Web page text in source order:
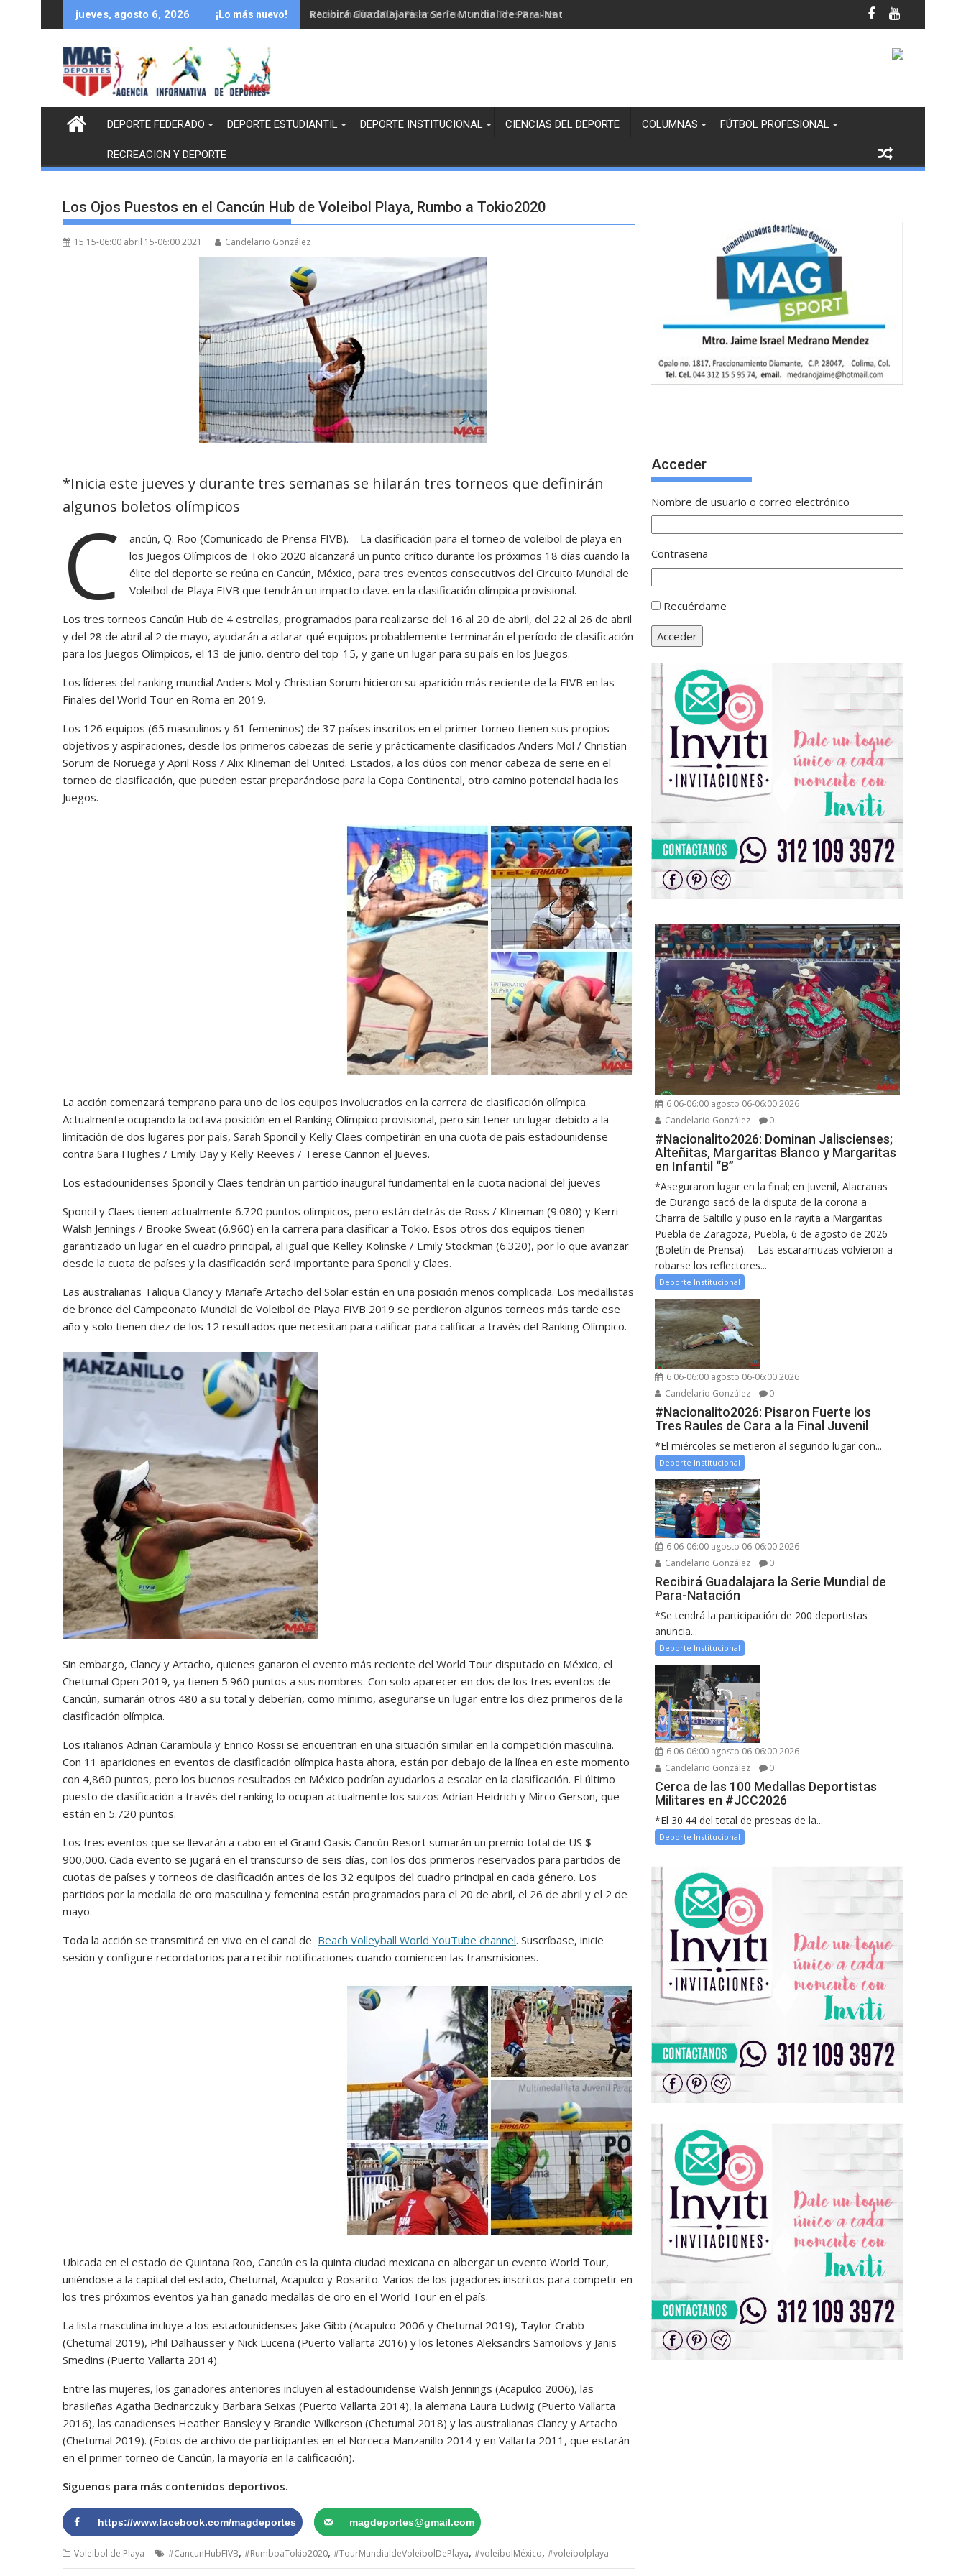
al
jueves, agosto 6, 2026 ¡Lo más nuevo! Recibirá Guadalajara la Serie Mundial de Para-Natación
DEPORTE FEDERADO DEPORTE ESTUDIANTIL DEPORTE INSTITUCIONAL CIENCIAS DEL DEPORTE COLUMNAS FÚTBOL PROFESIONAL
RECREACION Y DEPORTE
Los Ojos Puestos en el Cancún Hub de Voleibol Playa, Rumbo a Tokio2020
15 15-06:00 abril 15-06:00 2021 Candelario González
*Inicia este jueves y durante tres semanas se hilarán tres torneos que definirán
algunos boletos olímpicos
C
ancún, Q. Roo (Comunicado de Prensa FIVB). – La clasificación para el torneo de voleibol de playa en
los Juegos Olímpicos de Tokio 2020 alcanzará un punto crítico durante los próximos 18 días cuando la
élite del deporte se reúna en Cancún, México, para tres eventos consecutivos del Circuito Mundial de
Voleibol de Playa FIVB que tendrán un impacto clave. en la clasificación olímpica provisional.
Los tres torneos Cancún Hub de 4 estrellas, programados para realizarse del 16 al 20 de abril, del 22 al 26 de abril
y del 28 de abril al 2 de mayo, ayudarán a aclarar qué equipos probablemente terminarán el período de clasificación
para los Juegos Olímpicos, el 13 de junio. dentro del top-15, y gane un lugar para su país en los Juegos.
Los líderes del ranking mundial Anders Mol y Christian Sorum hicieron su aparición más reciente de la FIVB en las
Finales del World Tour en Roma en 2019.
Los 126 equipos (65 masculinos y 61 femeninos) de 37 países inscritos en el primer torneo tienen sus propios
objetivos y aspiraciones, desde los primeros cabezas de serie y prácticamente clasificados Anders Mol / Christian
Sorum de Noruega y April Ross / Alix Klineman del United. Estados, a los dúos con menor cabeza de serie en el
torneo de clasificación, que pueden estar preparándose para la Copa Continental, otro camino potencial hacia los
Juegos.
La acción comenzará temprano para uno de los equipos involucrados en la carrera de clasificación olímpica.
Actualmente ocupando la octava posición en el Ranking Olímpico provisional, pero sin tener un lugar debido a la
limitación de dos lugares por país, Sarah Sponcil y Kelly Claes competirán en una cuota de país estadounidense
contra Sara Hughes / Emily Day y Kelly Reeves / Terese Cannon el Jueves.
Los estadounidenses Sponcil y Claes tendrán un partido inaugural fundamental en la cuota nacional del jueves
Sponcil y Claes tienen actualmente 6.720 puntos olímpicos, pero están detrás de Ross / Klineman (9.080) y Kerri
Walsh Jennings / Brooke Sweat (6.960) en la carrera para clasificar a Tokio. Esos otros dos equipos tienen
garantizado un lugar en el cuadro principal, al igual que Kelley Kolinske / Emily Stockman (6.320), por lo que avanzar
desde la cuota de países y la clasificación será importante para Sponcil y Claes.
Las australianas Taliqua Clancy y Mariafe Artacho del Solar están en una posición menos complicada. Los medallistas
de bronce del Campeonato Mundial de Voleibol de Playa FIVB 2019 se perdieron algunos torneos más tarde ese
año y solo tienen diez de los 12 resultados que necesitan para calificar para calificar a través del Ranking Olímpico.
Sin embargo, Clancy y Artacho, quienes ganaron el evento más reciente del World Tour disputado en México, el
Chetumal Open 2019, ya tienen 5.960 puntos a sus nombres. Con solo aparecer en dos de los tres eventos de
Cancún, sumarán otros 480 a su total y deberían, como mínimo, asegurarse un lugar entre los diez primeros de la
clasificación olímpica.
Los italianos Adrian Carambula y Enrico Rossi se encuentran en una situación similar en la competición masculina.
Con 11 apariciones en eventos de clasificación olímpica hasta ahora, están por debajo de la línea en este momento
con 4,860 puntos, pero los buenos resultados en México podrían ayudarlos a escalar en la clasificación. El último
puesto de clasificación a través del ranking lo ocupan actualmente los suizos Adrian Heidrich y Mirco Gerson, que
están en 5.720 puntos.
Los tres eventos que se llevarán a cabo en el Grand Oasis Cancún Resort sumarán un premio total de US $
900,000. Cada evento se jugará en el transcurso de seis días, con los dos primeros reservados para partidos de
cuotas de países y torneos de clasificación antes de los 32 equipos del cuadro principal en cada género. Los
partidos por la medalla de oro masculina y femenina están programados para el 20 de abril, el 26 de abril y el 2 de
mayo.
Toda la acción se transmitirá en vivo en el canal de Beach Volleyball World YouTube channel. Suscríbase, inicie
sesión y configure recordatorios para recibir notificaciones cuando comiencen las transmisiones.
Ubicada en el estado de Quintana Roo, Cancún es la quinta ciudad mexicana en albergar un evento World Tour,
uniéndose a la capital del estado, Chetumal, Acapulco y Rosarito. Varios de los jugadores inscritos para competir en
los tres próximos eventos ya han ganado medallas de oro en el World Tour en el país.
La lista masculina incluye a los estadounidenses Jake Gibb (Acapulco 2006 y Chetumal 2019), Taylor Crabb
(Chetumal 2019), Phil Dalhausser y Nick Lucena (Puerto Vallarta 2016) y los letones Aleksandrs Samoilovs y Janis
Smedins (Puerto Vallarta 2014).
Entre las mujeres, los ganadores anteriores incluyen al estadounidense Walsh Jennings (Acapulco 2006), las
brasileñas Agatha Bednarczuk y Barbara Seixas (Puerto Vallarta 2014), la alemana Laura Ludwig (Puerto Vallarta
2016), las canadienses Heather Bansley y Brandie Wilkerson (Chetumal 2018) y las australianas Clancy y Artacho
(Chetumal 2019). (Fotos de archivo de participantes en el Norceca Manzanillo 2014 y en Vallarta 2011, que estarán
en el primer torneo de Cancún, la mayoría en la calificación).
Síguenos para más contenidos deportivos.
https://www.facebook.com/magdeportes magdeportes@gmail.com
Voleibol de Playa #CancunHubFIVB, #RumboaTokio2020, #TourMundialdeVoleibolDePlaya, #voleibolMéxico, #voleibolplaya
Acceder
Nombre de usuario o correo electrónico
Contraseña
Recuérdame
Acceder
6 06-06:00 agosto 06-06:00 2026
Candelario González
0
#Nacionalito2026: Dominan Jaliscienses;
Alteñitas, Margaritas Blanco y Margaritas
en Infantil “B”
*Aseguraron lugar en la final; en Juvenil, Alacranas
de Durango sacó de la disputa de la corona a
Charra de Saltillo y puso en la rayita a Margaritas
Puebla de Zaragoza, Puebla, 6 de agosto de 2026
(Boletín de Prensa). – Las escaramuzas volvieron a
robarse los reflectores...
Deporte Institucional
6 06-06:00 agosto 06-06:00 2026
Candelario González
0
#Nacionalito2026: Pisaron Fuerte los
Tres Raules de Cara a la Final Juvenil
*El miércoles se metieron al segundo lugar con...
Deporte Institucional
6 06-06:00 agosto 06-06:00 2026
Candelario González
0
Recibirá Guadalajara la Serie Mundial de
Para-Natación
*Se tendrá la participación de 200 deportistas
anuncia...
Deporte Institucional
6 06-06:00 agosto 06-06:00 2026
Candelario González
0
Cerca de las 100 Medallas Deportistas
Militares en #JCC2026
*El 30.44 del total de preseas de la...
Deporte Institucional